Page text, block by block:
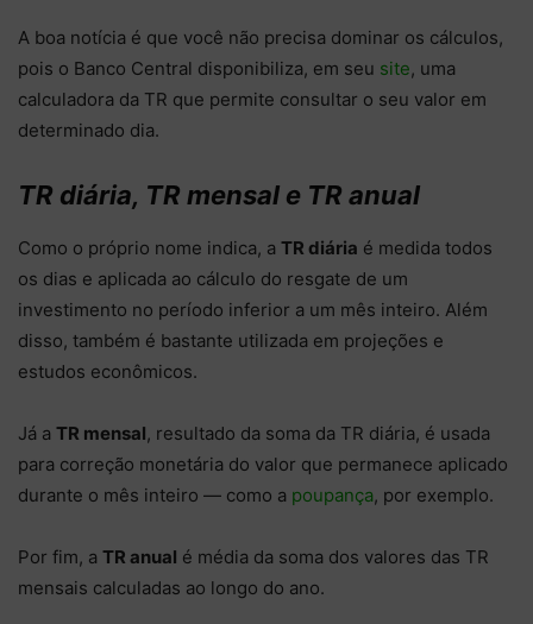
A boa notícia é que você não precisa dominar os cálculos,
pois o Banco Central disponibiliza, em seu site, uma
calculadora da TR que permite consultar o seu valor em
determinado dia.
TR diária, TR mensal e TR anual
Como o próprio nome indica, a TR diária é medida todos
os dias e aplicada ao cálculo do resgate de um
investimento no período inferior a um mês inteiro. Além
disso, também é bastante utilizada em projeções e
estudos econômicos.
Já a TR mensal, resultado da soma da TR diária, é usada
para correção monetária do valor que permanece aplicado
durante o mês inteiro — como a poupança, por exemplo.
Por fim, a TR anual é média da soma dos valores das TR
mensais calculadas ao longo do ano.